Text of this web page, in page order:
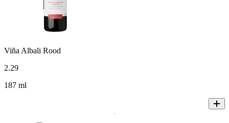
Viña Albali Rood
2.29
187 ml